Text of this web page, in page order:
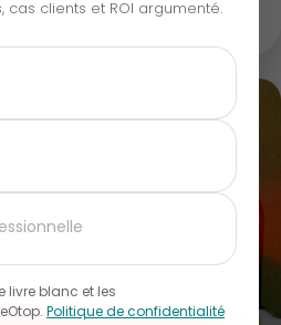
cas clients et ROI argumenté.
livre blanc et les
Politique de confidentialité